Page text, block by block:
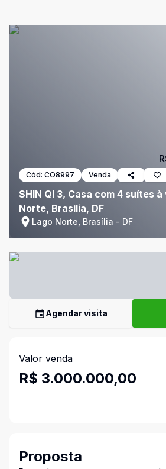
Cód: CO8997 Venda
SHIN QI 3, Casa com 4 suítes
Norte, Brasília, DF
Lago Norte, Brasília - DF
Agendar visita
Valor venda
R$ 3.000.000,00
Proposta